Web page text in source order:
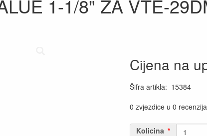
1-1/8" ZA VTE-
Cijena na
Šifra artikla: 15384
0 zvjezdice u 0
Kolicina